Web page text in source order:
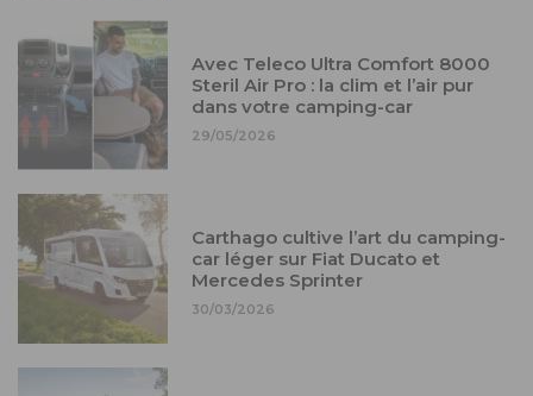
Avec Teleco Ultra Comfort 8000
Steril Air Pro : la clim et l’air pur
dans votre camping-car
29/05/2026
Carthago cultive l’art du camping-
car léger sur Fiat Ducato et
Mercedes Sprinter
30/03/2026